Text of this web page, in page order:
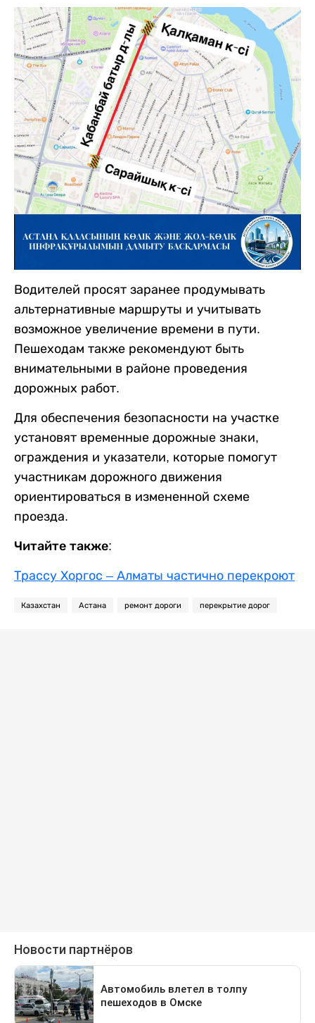
Водителей просят заранее продумывать
альтернативные маршруты и учитывать
возможное увеличение времени в пути.
Пешеходам также рекомендуют быть
внимательными в районе проведения
дорожных работ.
Для обеспечения безопасности на участке
установят временные дорожные знаки,
ограждения и указатели, которые помогут
участникам дорожного движения
ориентироваться в измененной схеме
проезда.
Читайте также:
Трассу Хоргос – Алматы частично перекроют
Казахстан Астана ремонт дороги перекрытие дорог